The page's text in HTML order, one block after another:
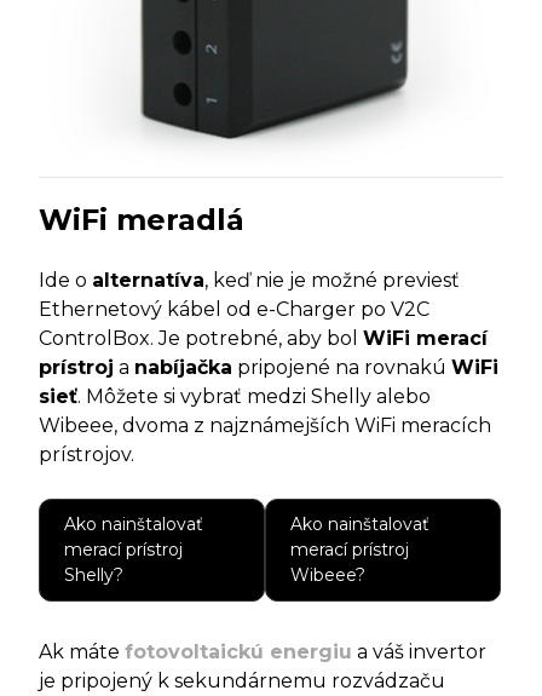
WiFi meradlá
Ide o alternatíva, keď nie je možné previesť
Ethernetový kábel od e-Charger po V2C
ControlBox. Je potrebné, aby bol WiFi merací
prístroj a nabíjačka pripojené na rovnakú WiFi
sieť. Môžete si vybrať medzi Shelly alebo
Wibeee, dvoma z najznámejších WiFi meracích
prístrojov.
Ako nainštalovať
merací prístroj
Shelly?
Ako nainštalovať
merací prístroj
Wibeee?
Ak máte fotovoltaickú energiu a váš invertor
je pripojený k sekundárnemu rozvádzaču